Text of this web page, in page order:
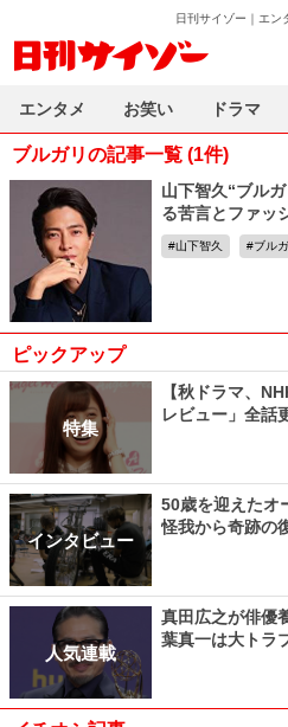
日刊サイゾー｜エン
ブルガリの記事一覧 (1件)
山下智久“ブル
る苦言とファッ
山下智久 ブル
ピックアップ
特集
【秋ドラマ、
レビュー」全話
インタビュー
50歳を迎えた
怪我から奇跡の
人気連載
真田広之が俳優
葉真一は大トラ
エンタメ お笑い ドラマ